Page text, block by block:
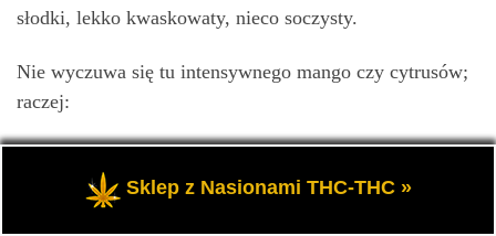
słodki, lekko kwaskowaty, nieco soczysty.
Nie wyczuwa się tu intensywnego mango czy cytrusów;
raczej:
delikatny ton jagodowy/owocowy,
Sklep z Nasionami THC-THC »